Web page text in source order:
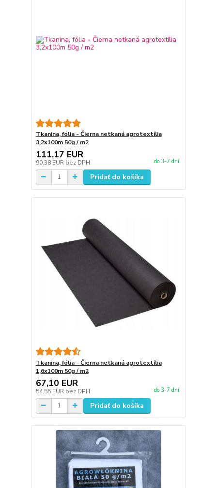
Tkanina, fólia - Čierna netkaná agrotextília
3,2x100m 50g / m2
111,17 EUR
90,38 EUR bez DPH do 3-7 dní
Pridať do košíka
Tkanina, fólia - Čierna netkaná agrotextília
1,6x100m 50g / m2
67,10 EUR
54,55 EUR bez DPH do 3-7 dní
Pridať do košíka